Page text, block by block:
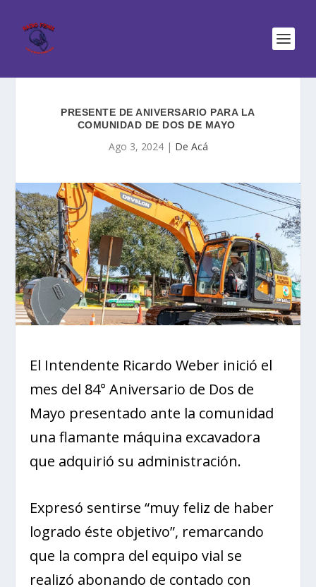
PRESENTE DE ANIVERSARIO PARA LA
COMUNIDAD DE DOS DE MAYO
Ago 3, 2024| De Acá
El Intendente Ricardo Weber inició el
mes del 84° Aniversario de Dos de
Mayo presentado ante la comunidad
una flamante máquina excavadora
que adquirió su administración.
Expresó sentirse “muy feliz de haber
logrado éste objetivo”, remarcando
que la compra del equipo vial se
realizó abonando de contado con